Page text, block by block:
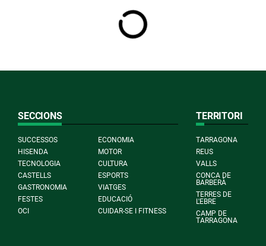
SECCIONS
SUCCESSOS
ECONOMIA
HISENDA
MOTOR
TECNOLOGIA
CULTURA
CASTELLS
ESPORTS
GASTRONOMIA
VIATGES
FESTES
EDUCACIÓ
OCI
CUIDAR-SE I FITNESS
TERRITORI
TARRAGONA
REUS
VALLS
CONCA DE
BARBERÀ
TERRES DE
L'EBRE
CAMP DE
TARRAGONA